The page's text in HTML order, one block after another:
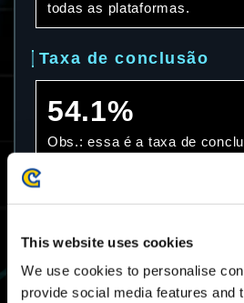
This website uses cookies
We use cookies to personalise
provide social media features and
todas as plataformas.
Taxa de conclusão
54.1%
Obs.: essa é a taxa de
Tempo médio de
07:16.52
Obs.: esse foi o tempo